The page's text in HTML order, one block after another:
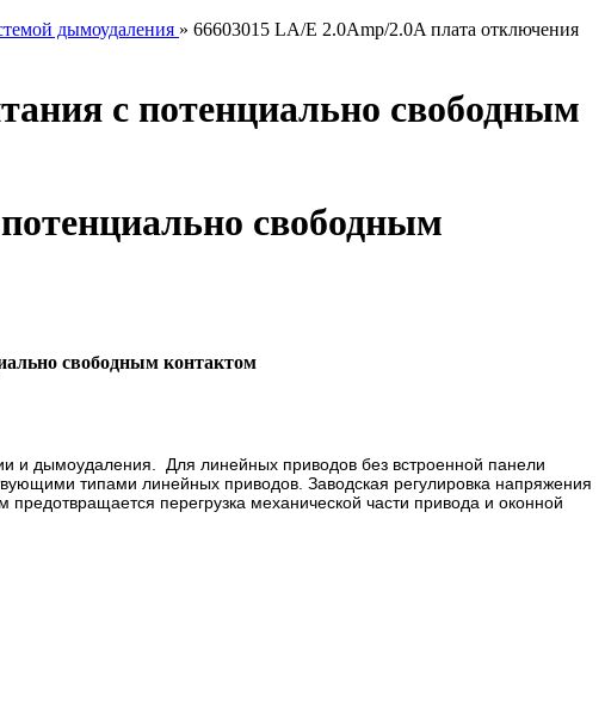
дымоудаления » 66603015 LA/E 2.0Amp/2.0A плата отключения
с потенциально свободным
свободным
свободным контактом
и дымоудаления. Для линейных приводов без встроенной панели
типами линейных приводов. Заводская регулировка напряжения
перегрузка механической части привода и оконной